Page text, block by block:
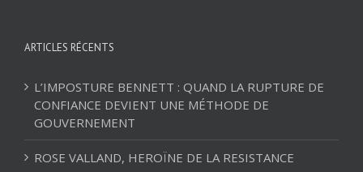
ARTICLES RÉCENTS
L’IMPOSTURE BENNETT : QUAND LA RUPTURE DE
CONFIANCE DEVIENT UNE MÉTHODE DE
GOUVERNEMENT
ROSE VALLAND, HEROÏNE DE LA RESISTANCE